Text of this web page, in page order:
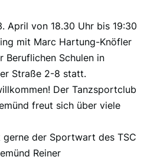
April von 18.30 Uhr bis 19:30
mit Marc Hartung-Knöfler
Beruflichen Schulen in
Straße 2-8 statt.
Der Tanzsportclub
freut sich über viele
der Sportwart des TSC
Reiner